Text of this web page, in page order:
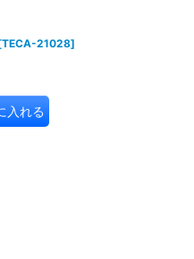
TECA-21028]
入れる